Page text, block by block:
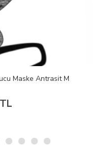
Maske Antrasit M